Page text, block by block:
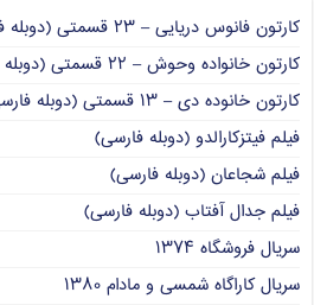
کارتون فانوس دریایی – ۲۳ قسمتی (دوبله فارسی)
کارتون خانواده وحوش – ۲۲ قسمتی (دوبله فارسی)
کارتون خانوده دی – ۱۳ قسمتی (دوبله فارسی)
فیلم فیتزکارالدو (دوبله فارسی)
فیلم شجاعان (دوبله فارسی)
فیلم جدال آفتاب (دوبله فارسی)
سریال فروشگاه ۱۳۷۴
سریال کاراگاه شمسی و مادام ۱۳۸۰